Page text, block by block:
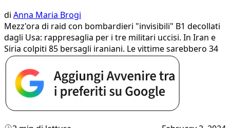
di Anna Maria Brogi
Mezz'ora di raid con bombardieri "invisibili" B1 decollati
dagli Usa: rappresaglia per i tre militari uccisi. In Iran e
Siria colpiti 85 bersagli iraniani. Le vittime sarebbero 34